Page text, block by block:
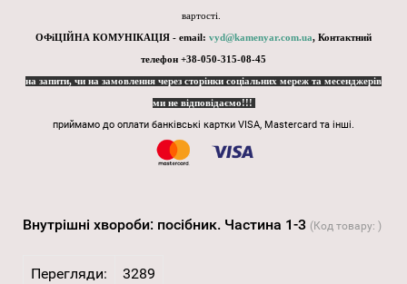
вартості.
ОФіЦІЙНА КОМУНІКАЦІЯ - email: vyd@kamenyar.com.ua, Контактний
телефон +38-050-315-08-45
на запити, чи на замовлення через сторінки соціальних мереж та месенджерів
ми не відповідаємо!!!
приймамо до оплати банківські картки VISA, Mastercard та інші.
Внутрішні хвороби: посібник. Частина 1-3 (Код товару: )
Перегляди: 3289